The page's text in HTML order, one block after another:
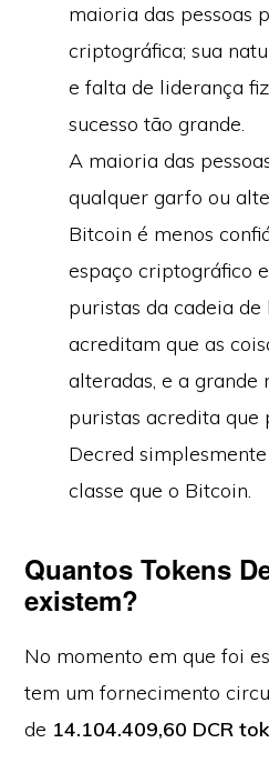
maioria das pessoas
criptográfica; sua
e falta de liderança
sucesso tão grande.
A maioria das
qualquer garfo ou
Bitcoin é menos
espaço criptográfico
puristas da cadeia de
acreditam que as
alteradas, e a grande
puristas acredita que
Decred
classe que o Bitcoin.
Quantos Tokens
existem?
No momento em que foi
tem um fornecimento
de 14.104.409,60 DCR